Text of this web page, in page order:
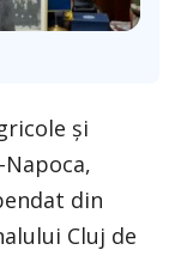
și
Napoca,
din
Cluj de